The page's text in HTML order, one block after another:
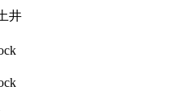
井